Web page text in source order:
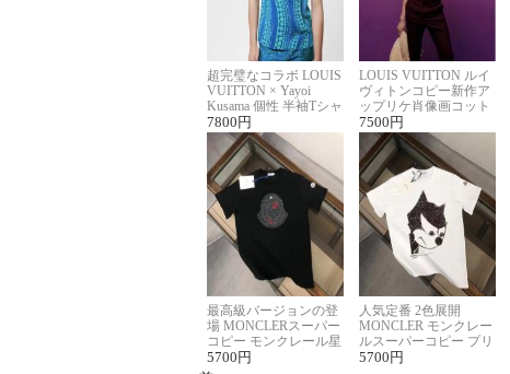
超完璧なコラボ LOUIS
VUITTON × Yayoi
Kusama 個性 半袖Tシャ
ツコピー男女兼用
7800 円
LOUIS VUITTON ルイ
ヴィトンコピー新作ア
ップリケ肖像画コット
ンニット半袖Tシャツ
7500 円
最高級バージョンの登
場 MONCLERスーパー
コピー モンクレール星
座半袖Tシャツ
5700 円
人気定番 2色展開
MONCLER モンクレー
ルスーパーコピー プリ
ント半袖Tシャツ
5700 円